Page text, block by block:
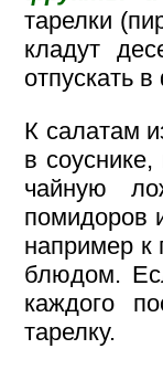
тарелки
кладут
отпускать
К салатам
в
чайную
помидоров
например к
блюдом.
каждого
тарелку.